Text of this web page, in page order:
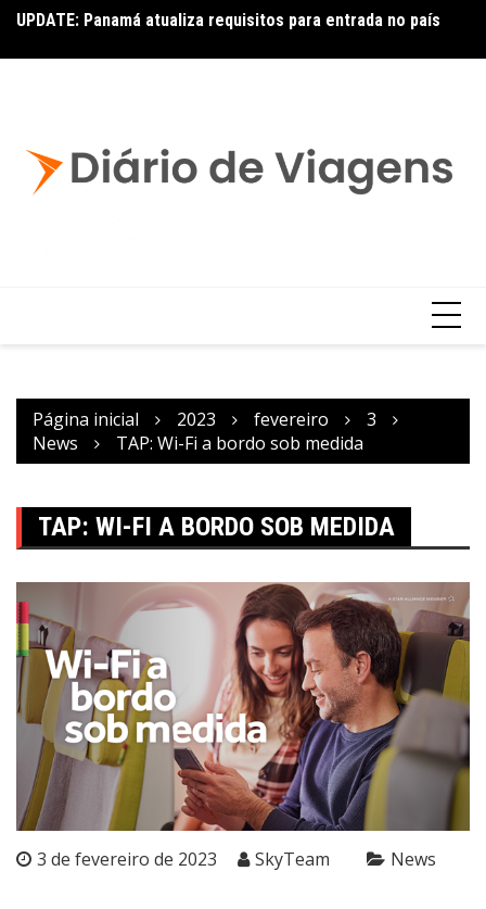
UPDATE: Panamá atualiza requisitos para entrada no país
Página inicial 2023 fevereiro
3
News
TAP: Wi-Fi a bordo sob medida
TAP: WI-FI A BORDO SOB MEDIDA
3 de fevereiro de 2023 SkyTeam News